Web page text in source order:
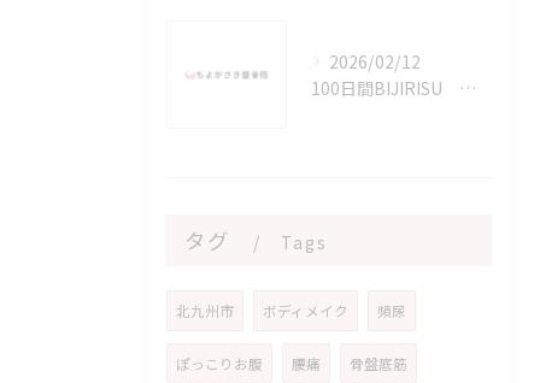
2026/02/12
100日間BIJIRISU チャレンジ途中経過
タグ Tags
北九州市 ボディメイク 頻尿
ぽっこりお腹 腰痛 骨盤底筋